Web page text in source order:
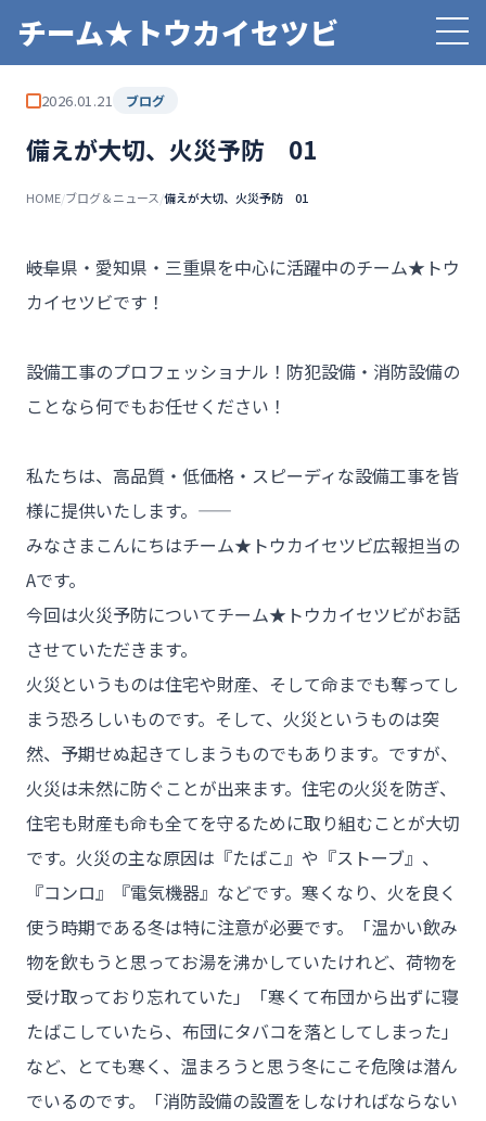
チーム★トウカイセツビ
2026.01.21 ブログ
備えが大切、火災予防 01
HOME/ブログ＆ニュース/備えが大切、火災予防 01
――岐阜県・愛知県・三重県を中心に活躍中のチーム★トウ
カイセツビです！
設備工事のプロフェッショナル！防犯設備・消防設備の
ことなら何でもお任せください！
私たちは、高品質・低価格・スピーディな設備工事を皆
様に提供いたします。――
みなさまこんにちはチーム★トウカイセツビ広報担当の
Aです。
今回は火災予防についてチーム★トウカイセツビがお話
させていただきます。
火災というものは住宅や財産、そして命までも奪ってし
まう恐ろしいものです。そして、火災というものは突
然、予期せぬ起きてしまうものでもあります。ですが、
火災は未然に防ぐことが出来ます。住宅の火災を防ぎ、
住宅も財産も命も全てを守るために取り組むことが大切
です。火災の主な原因は『たばこ』や『ストーブ』、
『コンロ』『電気機器』などです。寒くなり、火を良く
使う時期である冬は特に注意が必要です。「温かい飲み
物を飲もうと思ってお湯を沸かしていたけれど、荷物を
受け取っており忘れていた」「寒くて布団から出ずに寝
たばこしていたら、布団にタバコを落としてしまった」
など、とても寒く、温まろうと思う冬にこそ危険は潜ん
でいるのです。「消防設備の設置をしなければならない